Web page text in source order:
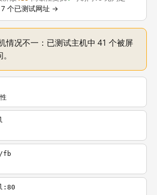
个已测试网址 →
情况不一：已测试主机中 41 个被屏
fb